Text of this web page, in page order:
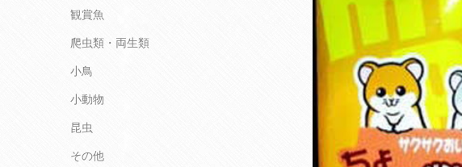
観賞魚
爬虫類・両生類
小鳥
小動物
昆虫
その他